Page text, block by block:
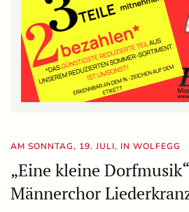
AM SONNTAG, 19. JULI, IN WOLFEGG
„Eine kleine
Männerchor